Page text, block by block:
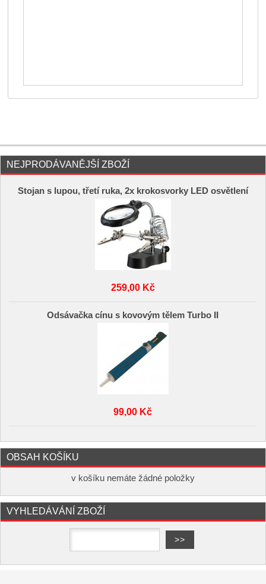
NEJPRODÁVANĚJŠÍ ZBOŽÍ
Stojan s lupou, třetí ruka, 2x krokosvorky LED osvětlení
259,00 Kč
Odsávačka cínu s kovovým tělem Turbo II
99,00 Kč
OBSAH KOŠÍKU
v košíku nemáte žádné položky
VYHLEDÁVÁNÍ ZBOŽÍ